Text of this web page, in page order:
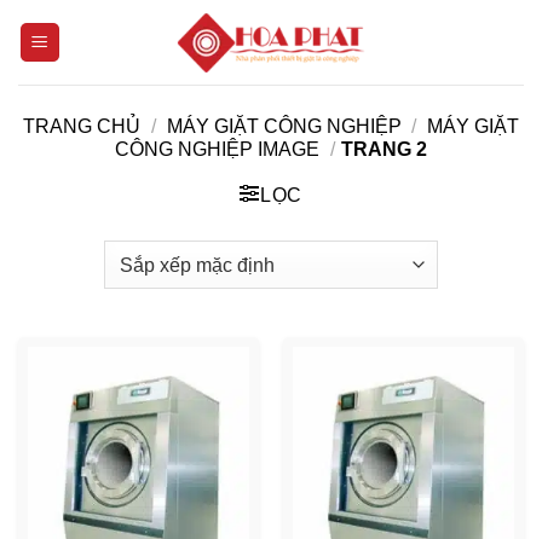
TRANG CHỦ / MÁY GIẶT CÔNG NGHIỆP /
MÁY GIẶT
CÔNG NGHIỆP IMAGE / TRANG 2
LỌC